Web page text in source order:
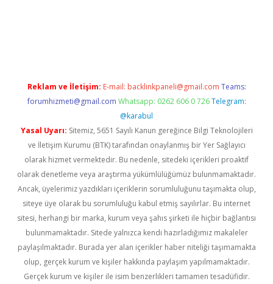
Reklam ve İletişim: E-mail: backlinkpaneli@gmail.com Teams:
forumhizmeti@gmail.com Whatsapp: 0262 606 0 726 Telegram:
@karabul
Yasal Uyarı: Sitemiz, 5651 Sayılı Kanun gereğince Bilgi Teknolojileri
ve İletişim Kurumu (BTK) tarafından onaylanmış bir Yer Sağlayıcı
olarak hizmet vermektedir. Bu nedenle, sitedeki içerikleri proaktif
olarak denetleme veya araştırma yükümlülüğümüz bulunmamaktadır.
Ancak, üyelerimiz yazdıkları içeriklerin sorumluluğunu taşımakta olup,
siteye üye olarak bu sorumluluğu kabul etmiş sayılırlar. Bu internet
sitesi, herhangi bir marka, kurum veya şahıs şirketi ile hiçbir bağlantısı
bulunmamaktadır. Sitede yalnızca kendi hazırladığımız makaleler
paylaşılmaktadır. Burada yer alan içerikler haber niteliği taşımamakta
olup, gerçek kurum ve kişiler hakkında paylaşım yapılmamaktadır.
Gerçek kurum ve kişiler ile isim benzerlikleri tamamen tesadüfidir.